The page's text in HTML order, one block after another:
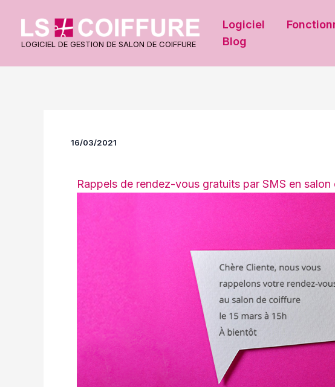
contenuLOGICIEL DE GESTION DE SALON DE COIFFURE
Logiciel
Blog
16/03/2021
Rappels de rendez-vous gratuits par SMS en